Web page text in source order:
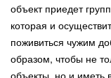
объект приедет
которая и
поживиться чужим
образом, чтобы не